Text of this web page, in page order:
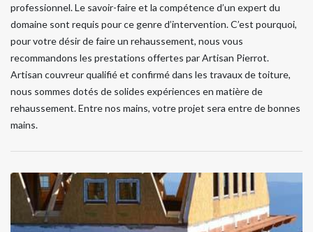
professionnel. Le savoir-faire et la compétence d’un expert du
domaine sont requis pour ce genre d’intervention. C’est pourquoi,
pour votre désir de faire un rehaussement, nous vous
recommandons les prestations offertes par Artisan Pierrot.
Artisan couvreur qualifié et confirmé dans les travaux de toiture,
nous sommes dotés de solides expériences en matière de
rehaussement. Entre nos mains, votre projet sera entre de bonnes
mains.